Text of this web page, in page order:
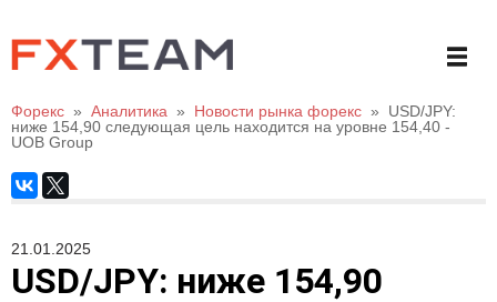
Форекс » Аналитика » Новости рынка форекс »
USD/JPY:
ниже 154,90 следующая цель находится на уровне 154,40 -
UOB Group
21.01.2025
USD/JPY: ниже 154,90